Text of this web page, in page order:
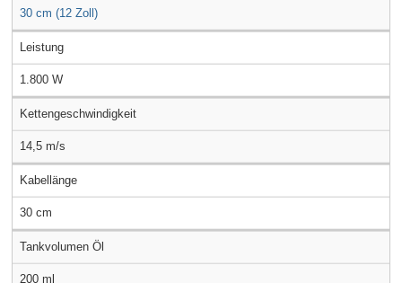
30 cm (12 Zoll)
Leistung
1.800 W
Kettengeschwindigkeit
14,5 m/s
Kabellänge
30 cm
Tankvolumen Öl
200 ml